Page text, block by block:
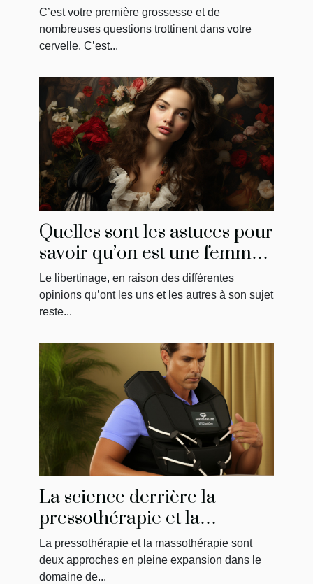
C’est votre première grossesse et de
nombreuses questions trottinent dans votre
cervelle. C’est...
Quelles sont les astuces pour
savoir qu’on est une femme
libertine ?
Le libertinage, en raison des différentes
opinions qu’ont les uns et les autres à son sujet
reste...
La science derrière la
pressothérapie et la
massothérapie : Comment
ça fonctionne?
La pressothérapie et la massothérapie sont
deux approches en pleine expansion dans le
domaine de...